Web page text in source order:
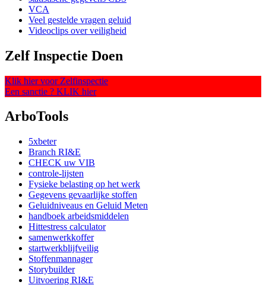
VCA
Veel gestelde vragen geluid
Videoclips over veiligheid
Zelf Inspectie Doen
Klik hier voor Zelfinspectie
Een sanctie ? KLIK hier
ArboTools
5xbeter
Branch RI&E
CHECK uw VIB
controle-lijsten
Fysieke belasting op het werk
Gegevens gevaarlijke stoffen
Geluidniveaus en Geluid Meten
handboek arbeidsmiddelen
Hittestress calculator
samenwerkkoffer
startwerkblijfveilig
Stoffenmannager
Storybuilder
Uitvoering RI&E